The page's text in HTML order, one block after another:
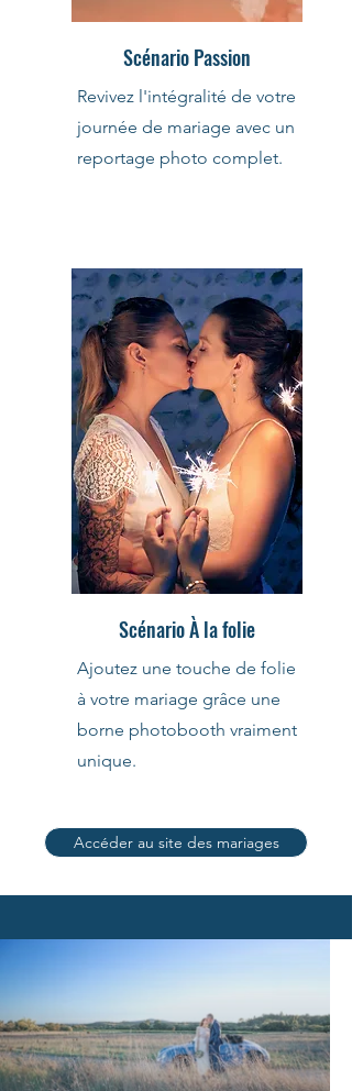
Scénario Passion
Revivez l'intégralité de votre
journée de mariage avec un
reportage photo complet.
Scénario À la folie
Ajoutez une touche de folie
à votre mariage grâce une
borne photobooth vraiment
unique.
Accéder au site des mariages